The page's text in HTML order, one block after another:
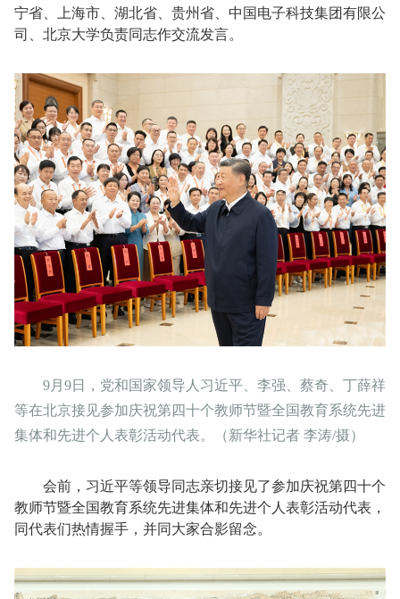
宁省、上海市、湖北省、贵州省、中国电子科技集团有限公
司、北京大学负责同志作交流发言。
9月9日，党和国家领导人习近平、李强、蔡奇、丁薛祥
等在北京接见参加庆祝第四十个教师节暨全国教育系统先进
集体和先进个人表彰活动代表。（新华社记者 李涛/摄）
会前，习近平等领导同志亲切接见了参加庆祝第四十个
教师节暨全国教育系统先进集体和先进个人表彰活动代表，
同代表们热情握手，并同大家合影留念。